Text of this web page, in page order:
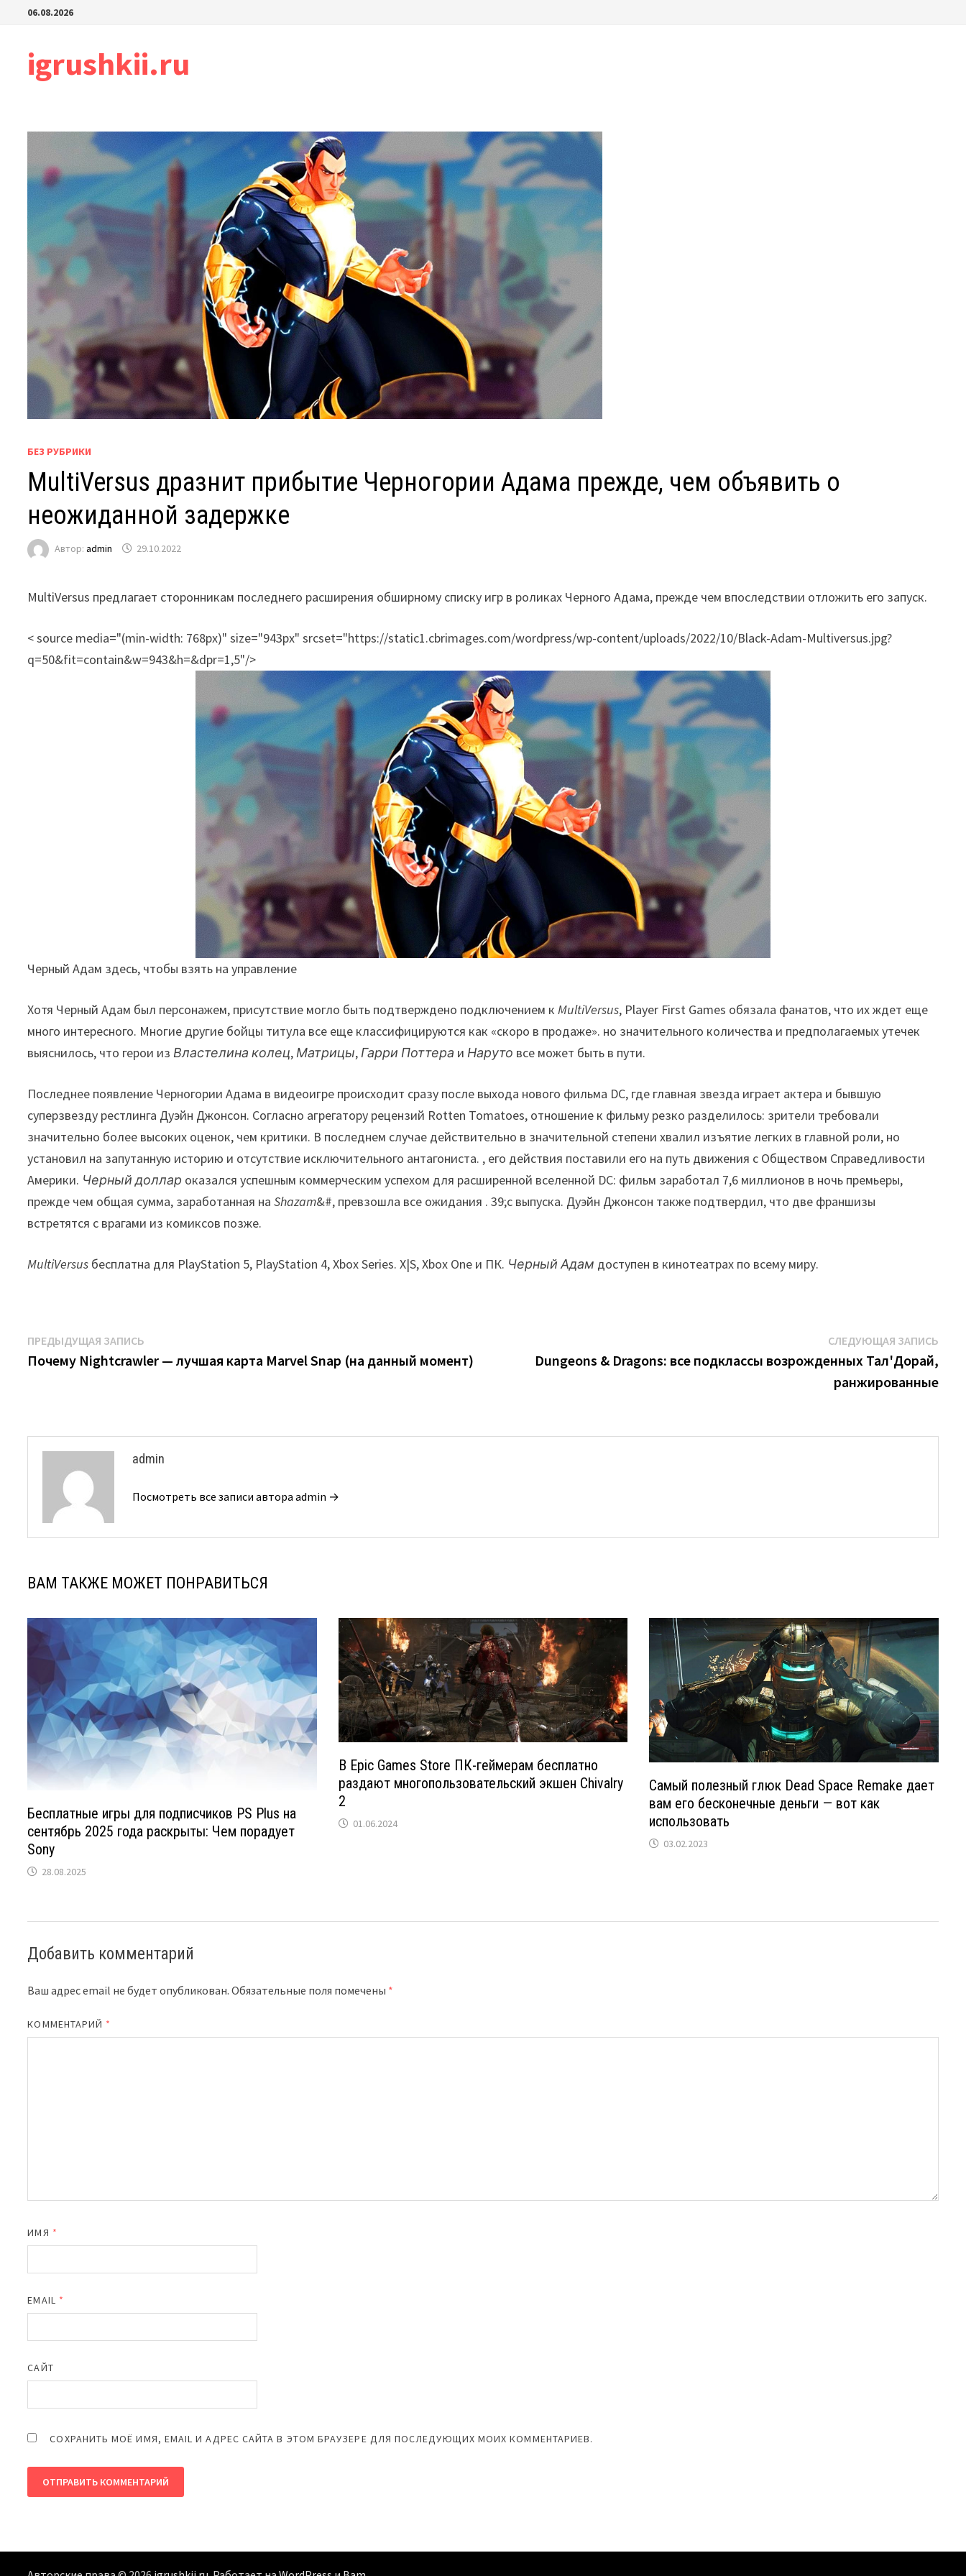
Перейти06.08.2026
igrushkii.ru
БЕЗ РУБРИКИ
MultiVersus дразнит прибытие Черногории Адама прежде, чем объявить о
неожиданной задержке
Автор:admin 29.10.2022
MultiVersus предлагает сторонникам последнего расширения обширному списку игр в роликах Черного Адама, прежде чем впоследствии отложить его запуск.
< source media="(min-width: 768px)" size="943px" srcset="https://static1.cbrimages.com/wordpress/wp-content/uploads/2022/10/Black-Adam-Multiversus.jpg?
q=50&fit=contain&w=943&h=&dpr=1,5"/>
Черный Адам здесь, чтобы взять на управление
Хотя Черный Адам был персонажем, присутствие могло быть подтверждено подключением кMultiVersus, Player First Games обязала фанатов, что их ждет еще
много интересного. Многие другие бойцы титула все еще классифицируются как «скоро в продаже». но значительного количества и предполагаемых утечек
выяснилось, что герои изВластелина колец,Матрицы,Гарри Поттера иНаруто все может быть в пути.
Последнее появление Черногории Адама в видеоигре происходит сразу после выхода нового фильма DC, где главная звезда играет актера и бывшую
суперзвезду рестлинга Дуэйн Джонсон. Согласно агрегатору рецензий Rotten Tomatoes, отношение к фильму резко разделилось: зрители требовали
значительно более высоких оценок, чем критики. В последнем случае действительно в значительной степени хвалил изъятие легких в главной роли, но
установил на запутанную историю и отсутствие исключительного антагониста. , его действия поставили его на путь движения с Обществом Справедливости
Америки. Черный доллар оказался успешным коммерческим успехом для расширенной вселенной DC: фильм заработал 7,6 миллионов в ночь премьеры,
прежде чем общая сумма, заработанная наShazam&#, превзошла все ожидания . 39;с выпуска. Дуэйн Джонсон также подтвердил, что две франшизы
встретятся с врагами из комиксов позже.
MultiVersus бесплатна для PlayStation 5, PlayStation 4, Xbox Series. X|S, Xbox One и ПК. Черный Адам доступен в кинотеатрах по всему миру.
Навигация
по
ПРЕДЫДУЩАЯ ЗАПИСЬ
запись:
Почему Nightcrawler — лучшая карта Marvel Snap (на данный момент)
СЛЕДУЮЩАЯ ЗАПИСЬ
Dungeons & Dragons: все подклассы возрожденных Тал'Дорай,
ранжированные
admin
Посмотреть все записи автора admin →
ВАМ ТАКЖЕ МОЖЕТ ПОНРАВИТЬСЯ
Бесплатные игры для подписчиков PS Plus на
сентябрь 2025 года раскрыты: Чем порадует
Sony
28.08.2025
В Epic Games Store ПК-геймерам бесплатно
раздают многопользовательский экшен Chivalry
2
01.06.2024
Самый полезный глюк Dead Space Remake дает
вам его бесконечные деньги — вот как
использовать
03.02.2023
Добавить комментарий
Ваш адрес email не будет опубликован. Обязательные поля помечены *
КОММЕНТАРИЙ *
ИМЯ *
EMAIL *
САЙТ
СОХРАНИТЬ МОЁ ИМЯ, EMAIL И АДРЕС САЙТА В ЭТОМ БРАУЗЕРЕ ДЛЯ ПОСЛЕДУЮЩИХ МОИХ КОММЕНТАРИЕВ.